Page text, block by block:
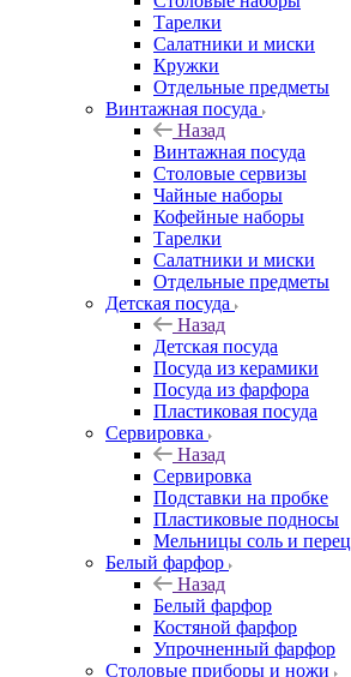
Тарелки
Салатники и миски
Кружки
Отдельные предметы
Винтажная посуда
Назад
Винтажная посуда
Столовые сервизы
Чайные наборы
Кофейные наборы
Тарелки
Салатники и миски
Отдельные предметы
Детская посуда
Назад
Детская посуда
Посуда из керамики
Посуда из фарфора
Пластиковая посуда
Сервировка
Назад
Сервировка
Подставки на пробке
Пластиковые подносы
Мельницы соль и перец
Белый фарфор
Назад
Белый фарфор
Костяной фарфор
Упрочненный фарфор
Столовые приборы и ножи